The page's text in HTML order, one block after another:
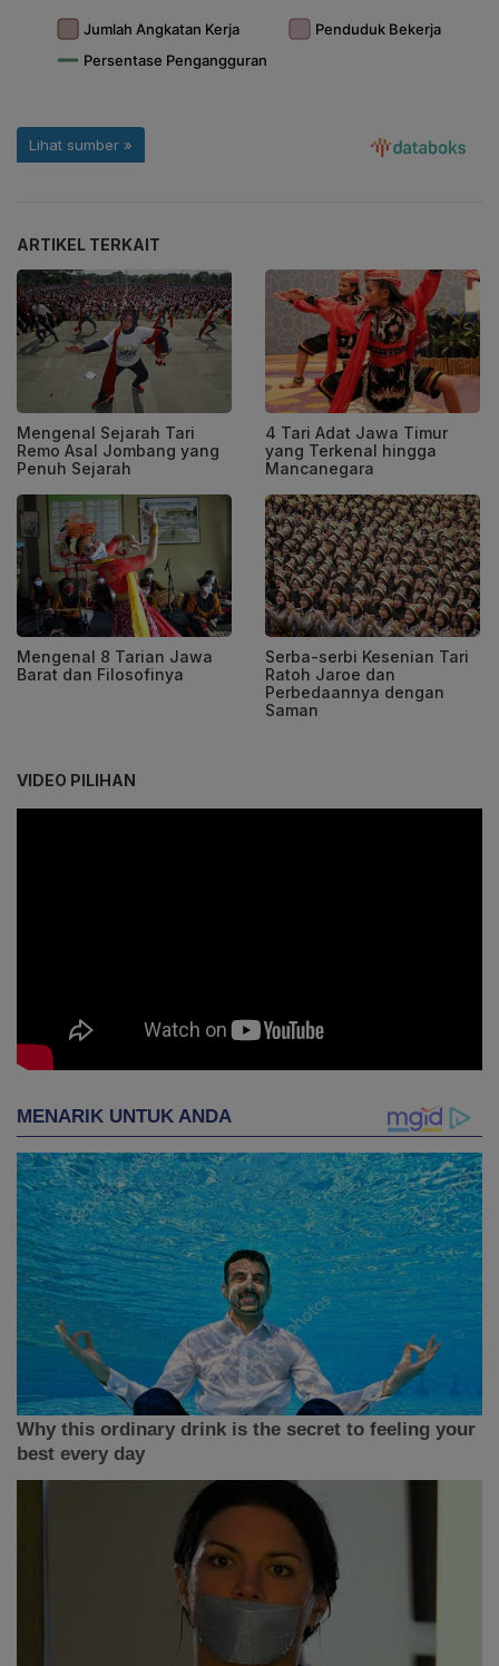
ARTIKEL TERKAIT
Mengenal Sejarah Tari
Remo Asal Jombang yang
Penuh Sejarah
4 Tari Adat Jawa Timur
yang Terkenal hingga
Mancanegara
Mengenal 8 Tarian Jawa
Barat dan Filosofinya
Serba-serbi Kesenian Tari
Ratoh Jaroe dan
Perbedaannya dengan
Saman
VIDEO PILIHAN